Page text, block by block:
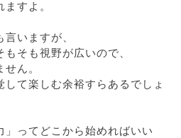
すよ。
いますが、
もそも視野が広いので、
ん。
て楽しむ余裕すらあるでしょ
」ってどこから始めればいい